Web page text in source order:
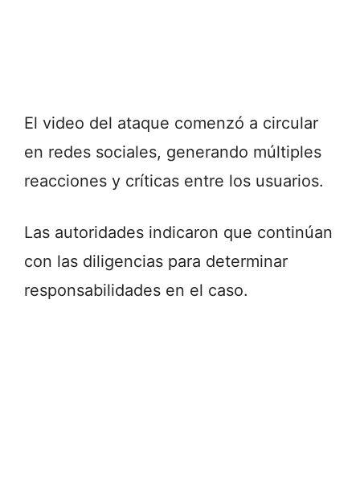
El video del ataque comenzó a circular
en redes sociales, generando múltiples
reacciones y críticas entre los usuarios.
Las autoridades indicaron que continúan
con las diligencias para determinar
responsabilidades en el caso.